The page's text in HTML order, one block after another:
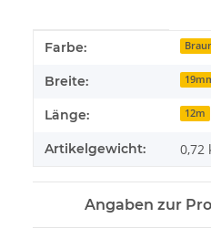
Produkteigenschaft
Wert
Farbe:
Breite:
Länge: 12m
Artikelgewicht: 0,72
Angaben zur